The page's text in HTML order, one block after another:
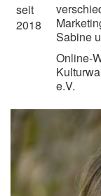
seit
2018
Sabine
Online-
e.V.